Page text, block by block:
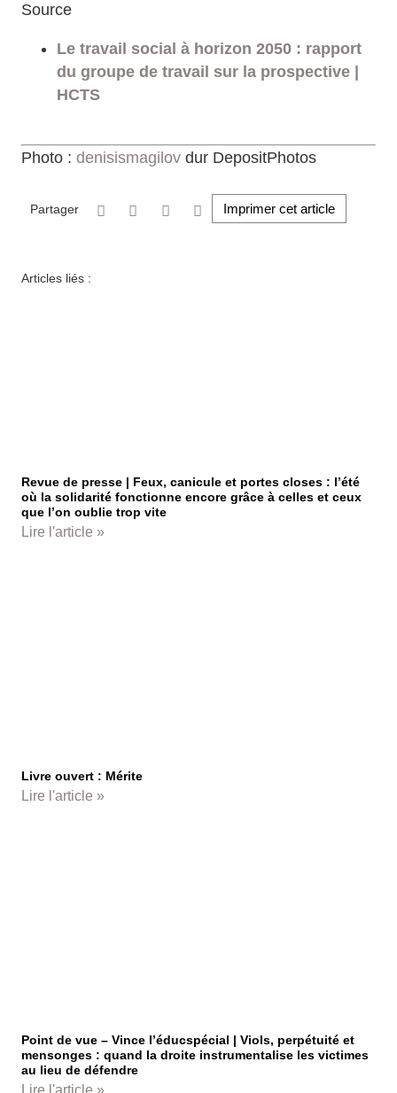
Source
Le travail social à horizon 2050 : rapport
du groupe de travail sur la prospective |
HCTS
Photo : denisismagilov dur DepositPhotos
Partager Imprimer cet article
Articles liés :
Revue de presse | Feux, canicule et portes closes : l’été
où la solidarité fonctionne encore grâce à celles et ceux
que l’on oublie trop vite
Lire l'article »
Livre ouvert : Mérite
Lire l'article »
Point de vue – Vince l’éducspécial | Viols, perpétuité et
mensonges : quand la droite instrumentalise les victimes
au lieu de défendre
Lire l'article »